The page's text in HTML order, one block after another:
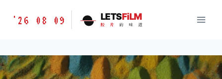
胶
味
道
'26 08 09 LETSFiLM
胶 片 的 味 道